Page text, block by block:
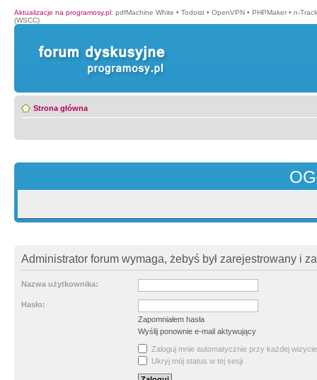
Aktualizacje na programosy.pl: pdfMachine White • Todoist • OpenVPN • PHPMaker • n-
(WSCC)
Strona główna
Administrator forum wymaga, żebyś był zarejestrowany i
Nazwa użytkownika:
Hasło:
Zapomniałem hasła
Wyślij ponownie e-mail aktywujący
Zaloguj mnie automatycznie przy każdej wizycie
Ukryj mój status w tej sesji